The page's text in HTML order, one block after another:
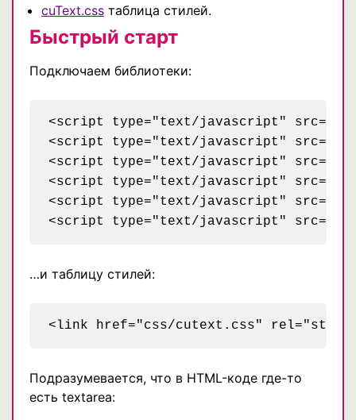
cuText.css таблица стилей.
Быстрый старт
Подключаем библиотеки:
<script type="text/javascript"
<script type="text/javascript"
<script type="text/javascript"
<script type="text/javascript"
<script type="text/javascript" src="js/
…и таблицу стилей:
Подразумевается, что в HTML-коде где-то
есть textarea: